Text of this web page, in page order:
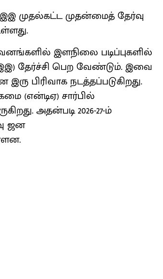
முதல்கட்ட முதன்மைத் தேர்வு
இளநிலை படிப்புகளில்
தேர்ச்சி பெற வேண்டும். இவை
பிரிவாக நடத்தப்படுகிறது.
(என்டிஏ) சார்பில்
அதன்படி 2026-27-ம்
ஜன